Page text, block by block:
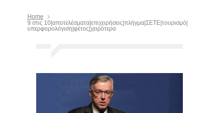
Home
9 στις 10|αποτελέσματα|επιχειρήσεις|πλήγμα|ΣΕΤΕ|τουρισμό|
υπερφορολόγιση|φέτος|χειρότερα